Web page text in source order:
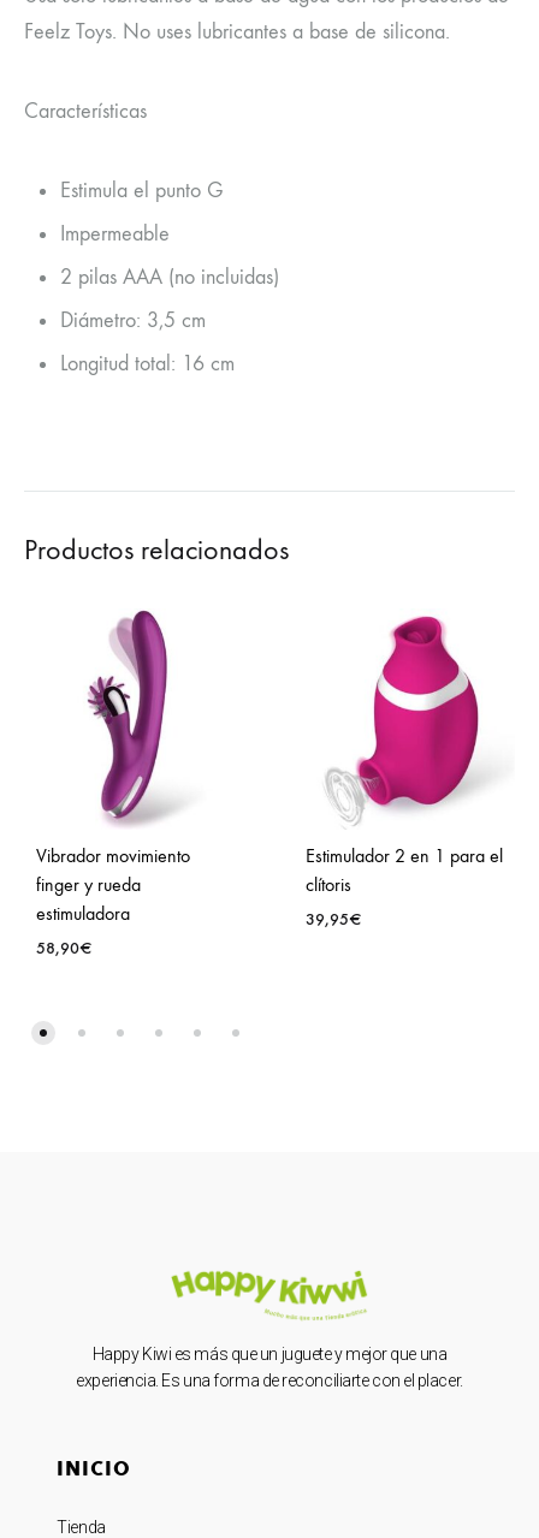
Feelz Toys. No uses lubricantes a base de silicona.
Características
Estimula el punto G
Impermeable
2 pilas AAA (no incluidas)
Diámetro: 3,5 cm
Longitud total: 16 cm
Productos relacionados
Vibrador movimiento
finger y rueda
estimuladora
58,90€
Estimulador 2 en 1 para el
clítoris
39,95€
Happy Kiwi es más que un juguete y mejor que una
experiencia. Es una forma de reconciliarte con el placer.
INICIO
Tienda